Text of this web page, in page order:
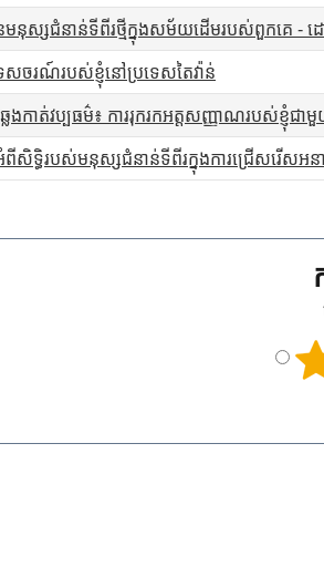
មនុស្សជំនាន់ទីពីរថ្មីក្នុងសម័យដើមរបស់ពួកគេ - ដ
សចរណ៍របស់ខ្ញុំនៅប្រទេសតៃវ៉ាន់
ងកាត់វប្បធម៌៖ ការរុករកអត្តសញ្ញាណរបស់ខ្ញុំជ
ទ្ធិរបស់មនុស្សជំនាន់ទីពីរក្នុងការជ្រើសរើសអន